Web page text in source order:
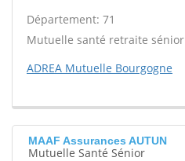
Département: 71
Mutuelle santé retraite sénior
ADREA Mutuelle Bourgogne
MAAF Assurances AUTUN
Mutuelle Santé Sénior